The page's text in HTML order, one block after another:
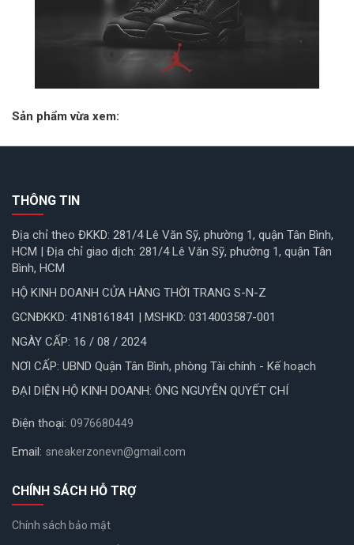
Sản phẩm vừa xem:
THÔNG TIN
Địa chỉ theo ĐKKD: 281/4 Lê Văn Sỹ, phường 1, quận Tân Bình,
HCM | Địa chỉ giao dịch: 281/4 Lê Văn Sỹ, phường 1, quận Tân
Bình, HCM
HỘ KINH DOANH CỬA HÀNG THỜI TRANG S-N-Z
GCNĐKKD: 41N8161841 | MSHKD: 0314003587-001
NGÀY CẤP: 16 / 08 / 2024
NƠI CẤP: UBND Quận Tân Bình, phòng Tài chính - Kế hoạch
ĐẠI DIỆN HỘ KINH DOANH: ÔNG NGUYỄN QUYẾT CHÍ
Điện thoại: 0976680449
Email: sneakerzonevn@gmail.com
CHÍNH SÁCH HỖ TRỢ
Chính sách bảo mật